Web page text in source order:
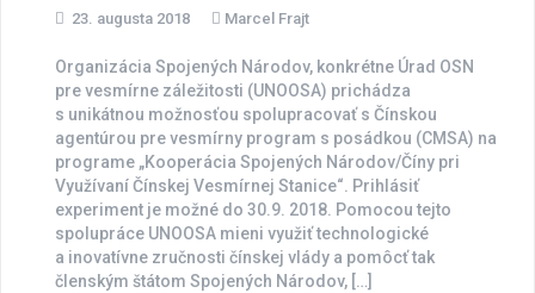
23. augusta 2018 Marcel Frajt
Organizácia Spojených Národov, konkrétne Úrad OSN
pre vesmírne záležitosti (UNOOSA) prichádza
s unikátnou možnosťou spolupracovať s Čínskou
agentúrou pre vesmírny program s posádkou (CMSA) na
programe „Kooperácia Spojených Národov/Číny pri
Využívaní Čínskej Vesmírnej Stanice“. Prihlásiť
experiment je možné do 30.9. 2018. Pomocou tejto
spolupráce UNOOSA mieni využiť technologické
a inovatívne zručnosti čínskej vlády a pomôcť tak
členským štátom Spojených Národov, […]